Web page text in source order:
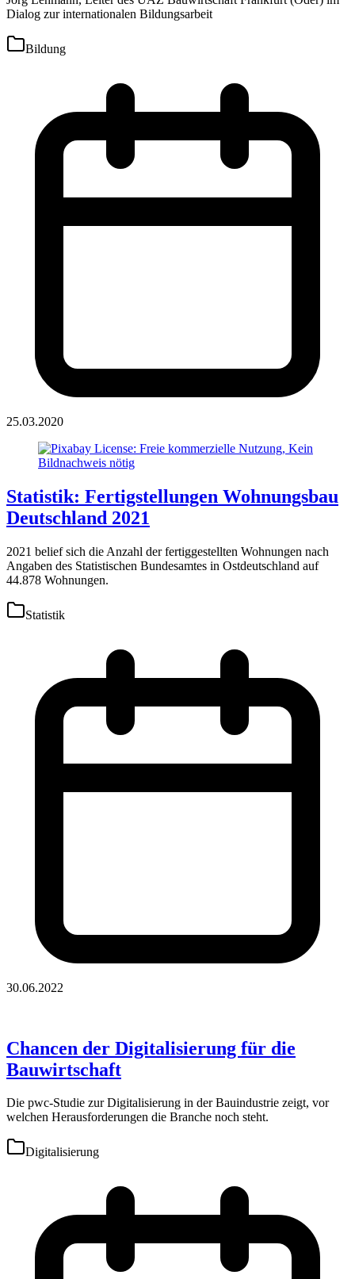
Dialog zur internationalen Bildungsarbeit
Bildung
25.03.2020
Statistik: Fertigstellungen Wohnungsbau
Deutschland 2021
2021 belief sich die Anzahl der fertiggestellten Wohnungen nach
Angaben des Statistischen Bundesamtes in Ostdeutschland auf
44.878 Wohnungen.
Statistik
30.06.2022
Chancen der Digitalisierung für die
Bauwirtschaft
Die pwc-Studie zur Digitalisierung in der Bauindustrie zeigt, vor
welchen Herausforderungen die Branche noch steht.
Digitalisierung